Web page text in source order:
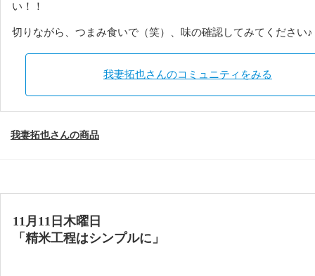
い！！
切りながら、つまみ食いで（笑）、味の確認してみてください♪
我妻拓也さんのコミュニティをみる
我妻拓也さんの商品
11月11日木曜日
「精米工程はシンプルに」